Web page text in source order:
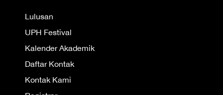
Lulusan
UPH Festival
Kalender Akademik
Daftar Kontak
Kontak Kami